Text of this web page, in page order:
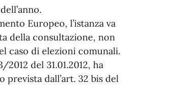
Europeo, l’istanza va
della consultazione, non
caso di elezioni comunali.
del 31.01.2012, ha
prevista dall’art. 32 bis del